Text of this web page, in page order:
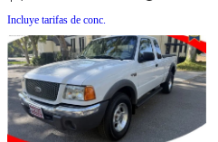
Incluye tarifas de conc.